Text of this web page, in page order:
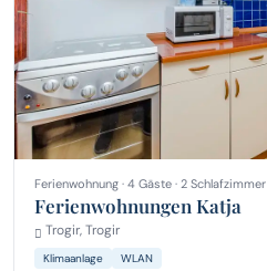
Ferienwohnung · 4 Gäste · 2 Schlafzimmer
Ferienwohnungen Katja
Trogir, Trogir
Klimaanlage WLAN